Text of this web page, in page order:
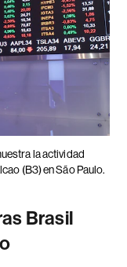
la actividad
(B3) en São Paulo.
Brasil